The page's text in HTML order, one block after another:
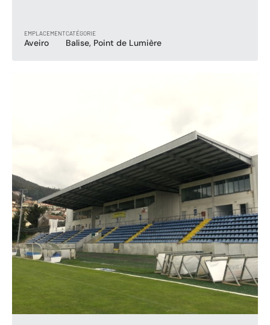
EMPLACEMENT
Aveiro
CATÉGORIE
Balise, Point de Lumière